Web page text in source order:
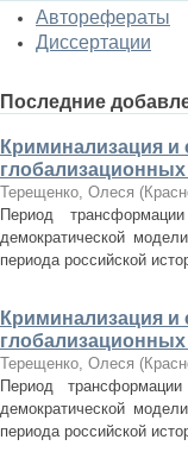
Авторефераты
Диссертации
Последние
Криминализация
Терещенко, Олеся (
Период
демократической
периода российской
Криминализация
Терещенко, Олеся (
Период
демократической
периода российской